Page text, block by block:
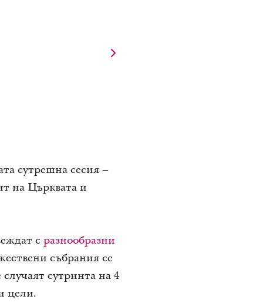
сутрешна сесия –
на Църквата и
с разнообразни
събрания се
сутринта на 4
цели.